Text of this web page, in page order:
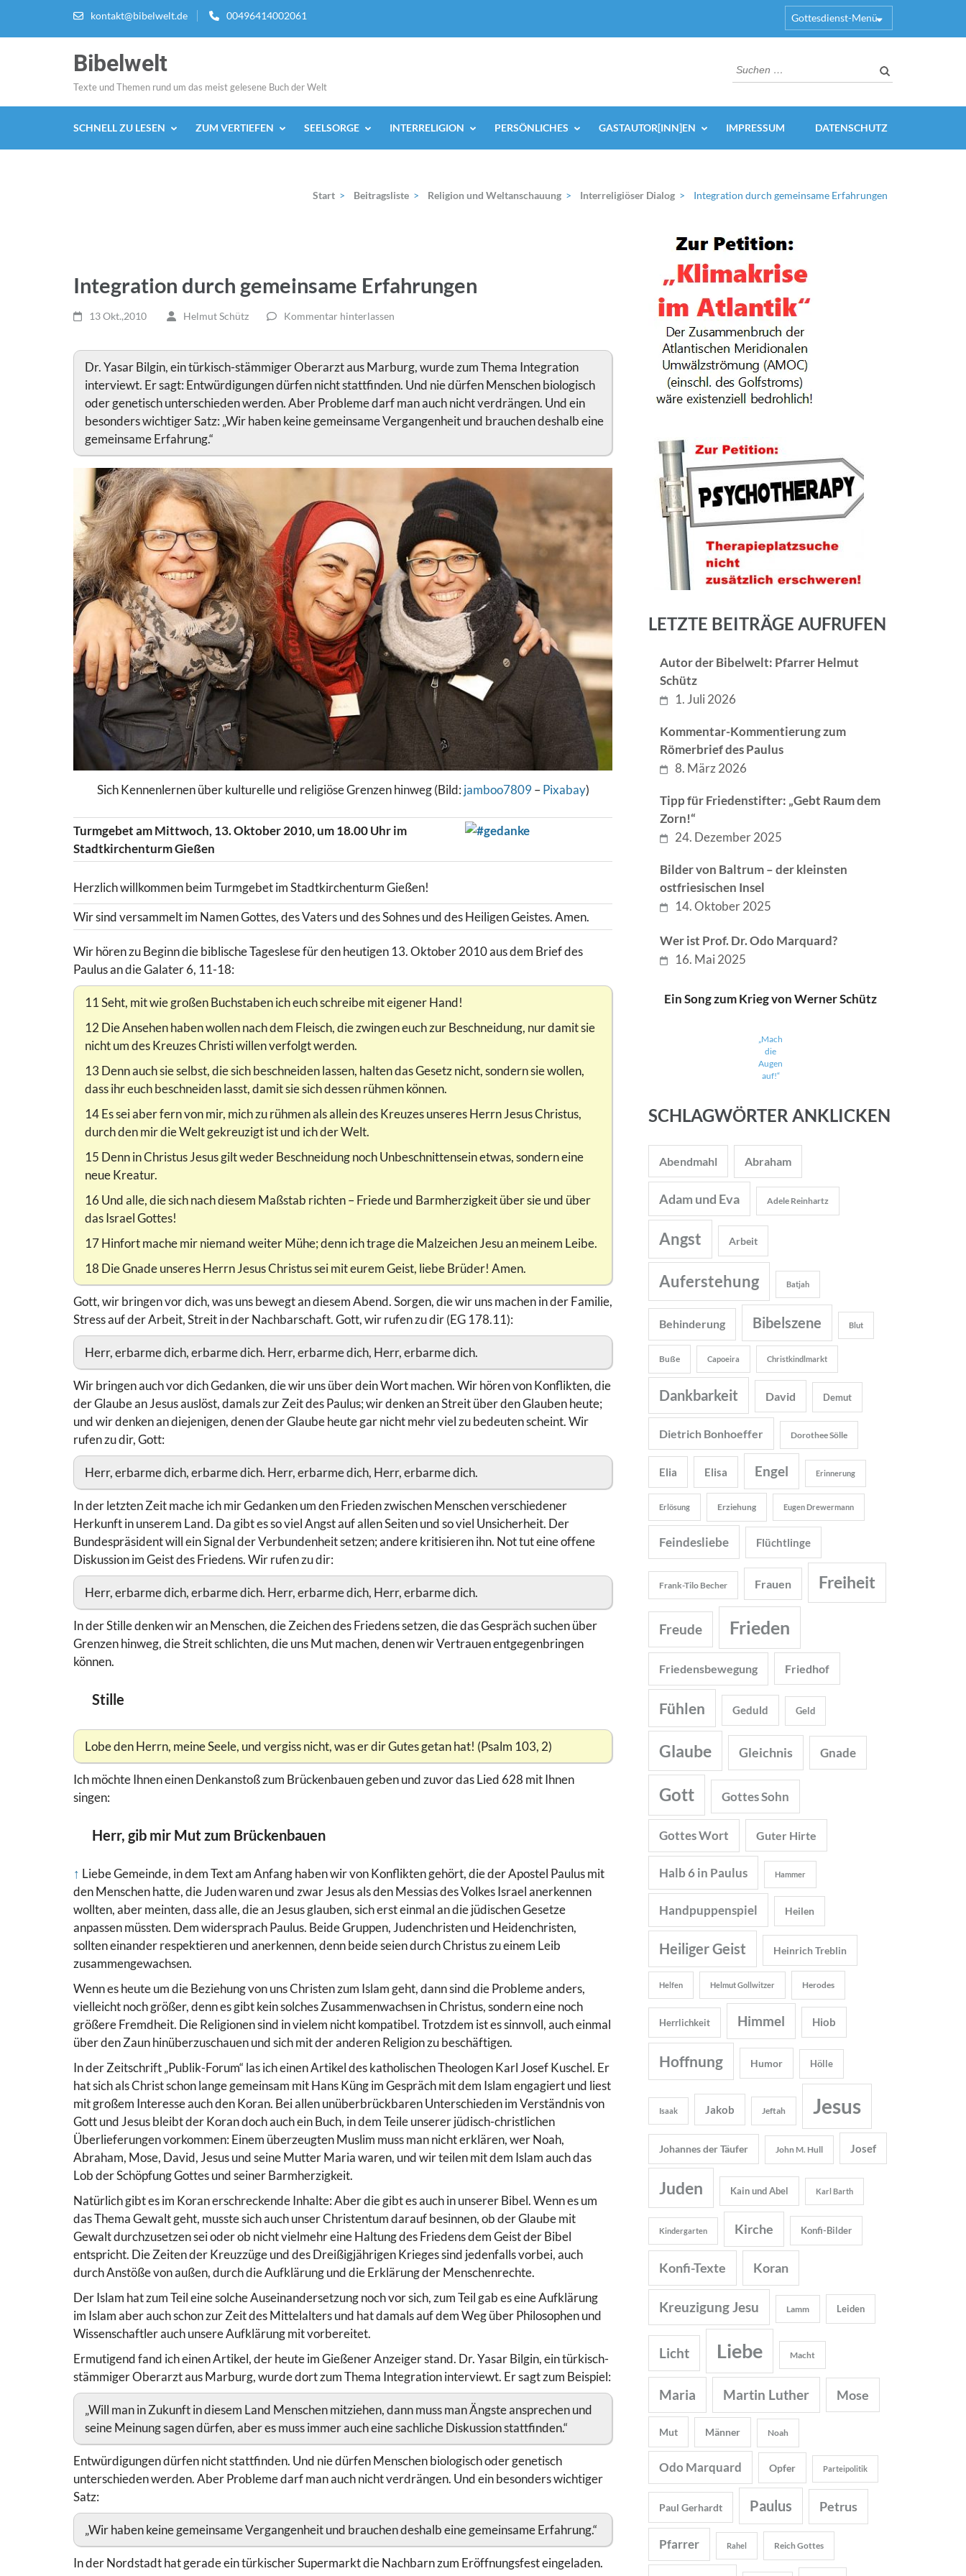
kontakt@bibelwelt.de 00496414002061 Gottesdienst-Menü
Bibelwelt
Texte und Themen rund um das meist gelesene Buch der Welt
Suchen
nach:
SCHNELL ZU LESEN ZUM VERTIEFEN SEELSORGE INTERRELIGION PERSÖNLICHES GASTAUTOR[INN]EN IMPRESSUM DATENSCHUTZ
Start > Beitragsliste > Religion und Weltanschauung > Interreligiöser Dialog > Integration durch gemeinsame Erfahrungen
Integration durch gemeinsame Erfahrungen
13 Okt.,2010 Helmut Schütz Kommentar hinterlassen
Dr. Yasar Bilgin, ein türkisch-stämmiger Oberarzt aus Marburg, wurde zum Thema Integration
interviewt. Er sagt: Entwürdigungen dürfen nicht stattfinden. Und nie dürfen Menschen biologisch
oder genetisch unterschieden werden. Aber Probleme darf man auch nicht verdrängen. Und ein
besonders wichtiger Satz: „Wir haben keine gemeinsame Vergangenheit und brauchen deshalb eine
gemeinsame Erfahrung.“
Sich Kennenlernen über kulturelle und religiöse Grenzen hinweg (Bild: jamboo7809–Pixabay)
Turmgebet am Mittwoch, 13. Oktober 2010, um 18.00 Uhr im
Stadtkirchenturm Gießen
Herzlich willkommen beim Turmgebet im Stadtkirchenturm Gießen!
Wir sind versammelt im Namen Gottes, des Vaters und des Sohnes und des Heiligen Geistes. Amen.
Wir hören zu Beginn die biblische Tageslese für den heutigen 13. Oktober 2010 aus dem Brief des
Paulus an die Galater 6, 11-18:
11 Seht, mit wie großen Buchstaben ich euch schreibe mit eigener Hand!
12 Die Ansehen haben wollen nach dem Fleisch, die zwingen euch zur Beschneidung, nur damit sie
nicht um des Kreuzes Christi willen verfolgt werden.
13 Denn auch sie selbst, die sich beschneiden lassen, halten das Gesetz nicht, sondern sie wollen,
dass ihr euch beschneiden lasst, damit sie sich dessen rühmen können.
14 Es sei aber fern von mir, mich zu rühmen als allein des Kreuzes unseres Herrn Jesus Christus,
durch den mir die Welt gekreuzigt ist und ich der Welt.
15 Denn in Christus Jesus gilt weder Beschneidung noch Unbeschnittensein etwas, sondern eine
neue Kreatur.
16 Und alle, die sich nach diesem Maßstab richten – Friede und Barmherzigkeit über sie und über
das Israel Gottes!
17 Hinfort mache mir niemand weiter Mühe; denn ich trage die Malzeichen Jesu an meinem Leibe.
18 Die Gnade unseres Herrn Jesus Christus sei mit eurem Geist, liebe Brüder! Amen.
Gott, wir bringen vor dich, was uns bewegt an diesem Abend. Sorgen, die wir uns machen in der Familie,
Stress auf der Arbeit, Streit in der Nachbarschaft. Gott, wir rufen zu dir (EG 178.11):
Herr, erbarme dich, erbarme dich. Herr, erbarme dich, Herr, erbarme dich.
Wir bringen auch vor dich Gedanken, die wir uns über dein Wort machen. Wir hören von Konflikten, die
der Glaube an Jesus auslöst, damals zur Zeit des Paulus; wir denken an Streit über den Glauben heute;
und wir denken an diejenigen, denen der Glaube heute gar nicht mehr viel zu bedeuten scheint. Wir
rufen zu dir, Gott:
Herr, erbarme dich, erbarme dich. Herr, erbarme dich, Herr, erbarme dich.
In der letzten Zeit mache ich mir Gedanken um den Frieden zwischen Menschen verschiedener
Herkunft in unserem Land. Da gibt es so viel Angst auf allen Seiten und so viel Unsicherheit. Der
Bundespräsident will ein Signal der Verbundenheit setzen; andere kritisieren ihn. Not tut eine offene
Diskussion im Geist des Friedens. Wir rufen zu dir:
Herr, erbarme dich, erbarme dich. Herr, erbarme dich, Herr, erbarme dich.
In der Stille denken wir an Menschen, die Zeichen des Friedens setzen, die das Gespräch suchen über
Grenzen hinweg, die Streit schlichten, die uns Mut machen, denen wir Vertrauen entgegenbringen
können.
Stille
Lobe den Herrn, meine Seele, und vergiss nicht, was er dir Gutes getan hat! (Psalm 103, 2)
Ich möchte Ihnen einen Denkanstoß zum Brückenbauen geben und zuvor das Lied 628 mit Ihnen
singen:
Herr, gib mir Mut zum Brückenbauen
↑ Liebe Gemeinde, in dem Text am Anfang haben wir von Konflikten gehört, die der Apostel Paulus mit
den Menschen hatte, die Juden waren und zwar Jesus als den Messias des Volkes Israel anerkennen
wollten, aber meinten, dass alle, die an Jesus glauben, sich erst einmal an die jüdischen Gesetze
anpassen müssten. Dem widersprach Paulus. Beide Gruppen, Judenchristen und Heidenchristen,
sollten einander respektieren und anerkennen, denn beide seien durch Christus zu einem Leib
zusammengewachsen.
Wenn es heute um die Beziehung von uns Christen zum Islam geht, dann sind die Probleme anders,
vielleicht noch größer, denn es gibt kein solches Zusammenwachsen in Christus, sondern eine noch
größere Fremdheit. Die Religionen sind in vielem nicht kompatibel. Trotzdem ist es sinnvoll, auch einmal
über den Zaun hinüberzuschauen und sich mit der anderen Religion zu beschäftigen.
In der Zeitschrift „Publik-Forum“ las ich einen Artikel des katholischen Theologen Karl Josef Kuschel. Er
hat sich als Christ schon lange gemeinsam mit Hans Küng im Gespräch mit dem Islam engagiert und liest
mit großem Interesse auch den Koran. Bei allen unüberbrückbaren Unterschieden im Verständnis von
Gott und Jesus bleibt der Koran doch auch ein Buch, in dem Teile unserer jüdisch-christlichen
Überlieferungen vorkommen: Einem überzeugten Muslim muss man nicht erklären, wer Noah,
Abraham, Mose, David, Jesus und seine Mutter Maria waren, und wir teilen mit dem Islam auch das
Lob der Schöpfung Gottes und seiner Barmherzigkeit.
Natürlich gibt es im Koran erschreckende Inhalte: Aber die gibt es auch in unserer Bibel. Wenn es um
das Thema Gewalt geht, musste sich auch unser Christentum darauf besinnen, ob der Glaube mit
Gewalt durchzusetzen sei oder ob nicht vielmehr eine Haltung des Friedens dem Geist der Bibel
entspricht. Die Zeiten der Kreuzzüge und des Dreißigjährigen Krieges sind jedenfalls vorbei, auch
durch Anstöße von außen, durch die Aufklärung und die Erklärung der Menschenrechte.
Der Islam hat zum Teil eine solche Auseinandersetzung noch vor sich, zum Teil gab es eine Aufklärung
im Islam aber auch schon zur Zeit des Mittelalters und hat damals auf dem Weg über Philosophen und
Wissenschaftler auch unsere Aufklärung mit vorbereitet.
Ermutigend fand ich einen Artikel, der heute im Gießener Anzeiger stand. Dr. Yasar Bilgin, ein türkisch-
stämmiger Oberarzt aus Marburg, wurde dort zum Thema Integration interviewt. Er sagt zum Beispiel:
„Will man in Zukunft in diesem Land Menschen mitziehen, dann muss man Ängste ansprechen und
seine Meinung sagen dürfen, aber es muss immer auch eine sachliche Diskussion stattfinden.“
Entwürdigungen dürfen nicht stattfinden. Und nie dürfen Menschen biologisch oder genetisch
unterschieden werden. Aber Probleme darf man auch nicht verdrängen. Und ein besonders wichtiger
Satz:
„Wir haben keine gemeinsame Vergangenheit und brauchen deshalb eine gemeinsame Erfahrung.“
In der Nordstadt hat gerade ein türkischer Supermarkt die Nachbarn zum Eröffnungsfest eingeladen.
LETZTE BEITRÄGE AUFRUFEN
Autor der Bibelwelt: Pfarrer Helmut
Schütz
1. Juli 2026
Kommentar-Kommentierung zum
Römerbrief des Paulus
8. März 2026
Tipp für Friedenstifter: „Gebt Raum dem
Zorn!“
24. Dezember 2025
Bilder von Baltrum – der kleinsten
ostfriesischen Insel
14. Oktober 2025
Wer ist Prof. Dr. Odo Marquard?
16. Mai 2025
Ein Song zum Krieg von Werner Schütz
„Mach
die
Augen
auf!“
SCHLAGWÖRTER ANKLICKEN
Abendmahl Abraham
Adam und Eva Adele Reinhartz
Angst Arbeit
Auferstehung Batjah
Behinderung Bibelszene Blut
Buße Capoeira Christkindlmarkt
Dankbarkeit David Demut
Dietrich Bonhoeffer Dorothee Sölle
Elia Elisa Engel Erinnerung
Erlösung Erziehung Eugen Drewermann
Feindesliebe Flüchtlinge
Frank-Tilo Becher Frauen Freiheit
Freude Frieden
Friedensbewegung Friedhof
Fühlen Geduld Geld
Glaube Gleichnis Gnade
Gott Gottes Sohn
Gottes Wort Guter Hirte
Halb 6 in Paulus Hammer
Handpuppenspiel Heilen
Heiliger Geist Heinrich Treblin
Helfen Helmut Gollwitzer Herodes
Herrlichkeit Himmel Hiob
Hoffnung Humor Hölle
Isaak Jakob Jeftah Jesus
Johannes der Täufer John M. Hull Josef
Juden Kain und Abel Karl Barth
Kindergarten Kirche Konfi-Bilder
Konfi-Texte Koran
Kreuzigung Jesu Lamm Leiden
Licht Liebe Macht
Maria Martin Luther Mose
Mut Männer Noah
Odo Marquard Opfer Parteipolitik
Paul Gerhardt Paulus Petrus
Pfarrer Rahel Reich Gottes